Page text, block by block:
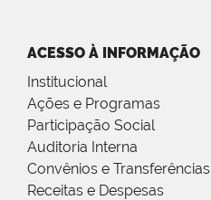
ACESSO À INFORMAÇÃO
Institucional
Ações e Programas
Participação Social
Auditoria Interna
Convênios e Transferências
Receitas e Despesas